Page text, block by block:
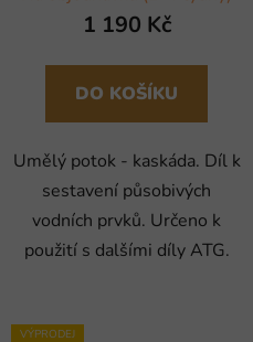
1 190 Kč
DO KOŠÍKU
Umělý potok - kaskáda. Díl k
sestavení působivých
vodních prvků. Určeno k
použití s dalšími díly ATG.
VÝPRODEJ